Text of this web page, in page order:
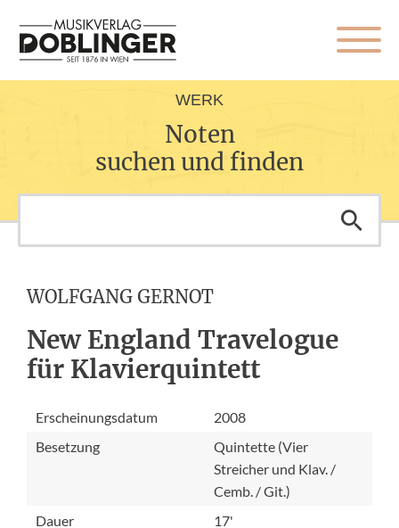
WERK
Noten
suchen und finden
WOLFGANG GERNOT
New England Travelogue
für Klavierquintett
Erscheinungsdatum
2008
Besetzung
Quintette (Vier
Streicher und Klav. /
Cemb. / Git.)
Dauer
17'